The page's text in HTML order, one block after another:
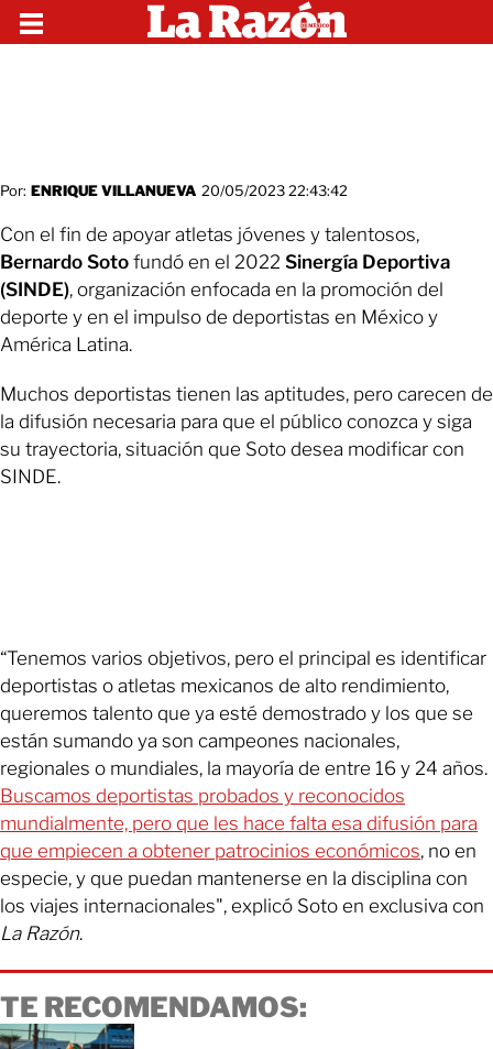
Por: ENRIQUE VILLANUEVA 20/05/2023 22:43:42
Con el fin de apoyar atletas jóvenes y talentosos,
Bernardo Soto fundó en el 2022 Sinergía Deportiva
(SINDE), organización enfocada en la promoción del
deporte y en el impulso de deportistas en México y
América Latina.
Muchos deportistas tienen las aptitudes, pero carecen de
la difusión necesaria para que el público conozca y siga
su trayectoria, situación que Soto desea modificar con
SINDE.
“Tenemos varios objetivos, pero el principal es identificar
deportistas o atletas mexicanos de alto rendimiento,
queremos talento que ya esté demostrado y los que se
están sumando ya son campeones nacionales,
regionales o mundiales, la mayoría de entre 16 y 24 años.
Buscamos deportistas probados y reconocidos
mundialmente, pero que les hace falta esa difusión para
que empiecen a obtener patrocinios económicos, no en
especie, y que puedan mantenerse en la disciplina con
los viajes internacionales", explicó Soto en exclusiva con
La Razón.
TE RECOMENDAMOS: